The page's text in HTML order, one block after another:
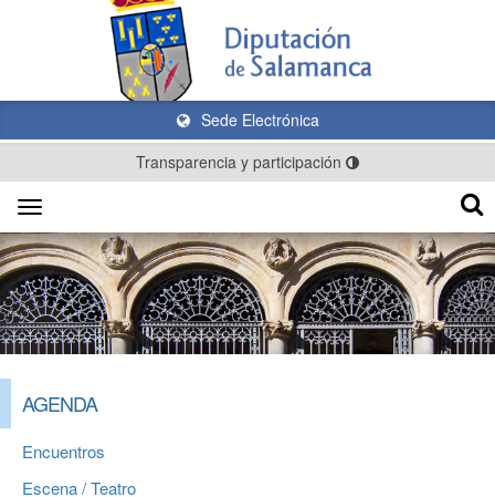
Sede Electrónica
Transparencia y participación
Toggle
navigation
AGENDA
Encuentros
Escena / Teatro